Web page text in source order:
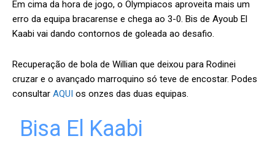
Em cima da hora de jogo, o Olympiacos aproveita mais um
erro da equipa bracarense e chega ao 3-0. Bis de Ayoub El
Kaabi vai dando contornos de goleada ao desafio.
Recuperação de bola de Willian que deixou para Rodinei
cruzar e o avançado marroquino só teve de encostar. Podes
consultar AQUI os onzes das duas equipas.
Bisa El Kaabi